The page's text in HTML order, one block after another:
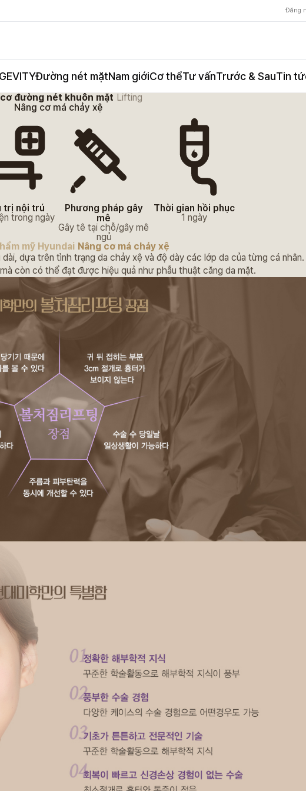
Đăng
Đường nét mặtNam giớiCơ thểTư vấnTrước & SauTin
đường nét khuôn mặt Lifting
Nâng cơ má chảy xệ
trị nội trú
trong ngày
Phương pháp gây
mê
Gây tê tại chỗ/gây mê
ngủ
Thời gian hồi phục
1 ngày
mỹ Hyundai Nâng cơ má chảy xệ
dựa trên tình trạng da chảy xệ và độ dày các lớp da của từng cá nhân.
còn có thể đạt được hiệu quả như phẫu thuật căng da mặt.